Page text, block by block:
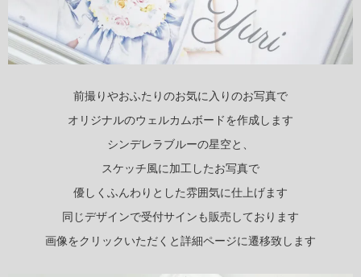
前撮りやおふたりのお気に入りのお写真で
オリジナルのウェルカムボードを作成します
シンデレラブルーの星空と、
スケッチ風に加工したお写真で
優しくふんわりとした雰囲気に仕上げます
同じデザインで受付サインも販売しております
画像をクリックいただくと詳細ページに遷移致します